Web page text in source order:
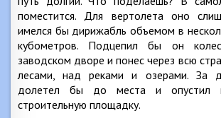
поместится. Для вертолета оно
имелся бы дирижабль объемом в
кубометров. Подцепил бы он
заводском дворе и понес через всю
лесами, над реками и озерами. За
долетел бы до места и опустил
строительную площадку.